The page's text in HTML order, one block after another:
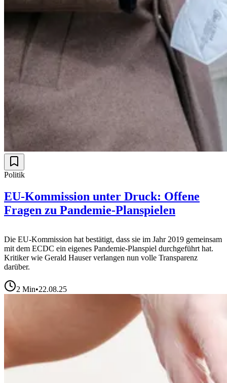
Politik
EU-Kommission unter Druck: Offene
Fragen zu Pandemie-Planspielen
Die EU-Kommission hat bestätigt, dass sie im Jahr 2019 gemeinsam
mit dem ECDC ein eigenes Pandemie-Planspiel durchgeführt hat.
Kritiker wie Gerald Hauser verlangen nun volle Transparenz
darüber.
2 Min•22.08.25